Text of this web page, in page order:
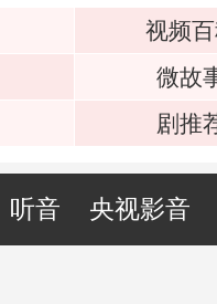
视频
微故
剧推
听音 央视影音